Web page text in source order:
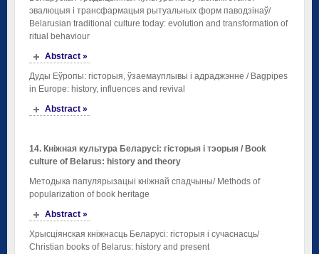
эвалюцыя і трансфармацыя рытуальных форм паводзінаў/
Belarusian traditional culture today: evolution and transformation of
ritual behaviour
Abstract »
Дуды Еўропы: гісторыя, ўзаемауплывы і адраджэнне / Bagpipes
in Europe: history, influences and revival
Abstract »
14. Кніжная культура Беларусі: гісторыя і тэорыя / Book
culture of Belarus: history and theory
Методыка папулярызацыі кніжнай спадчыны/ Methods of
popularization of book heritage
Abstract »
Хрысціянская кніжнасць Беларусі: гісторыя і сучаснасць/
Christian books of Belarus: history and present